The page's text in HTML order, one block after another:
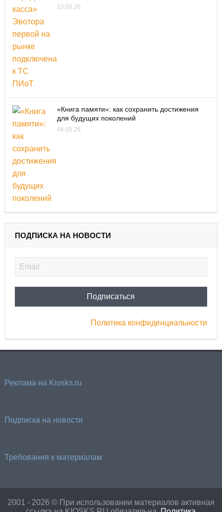
10.05.26
«Книга памяти»: как сохранить достижения
для будущих поколений
04.05.26
ПОДПИСКА НА НОВОСТИ
Политика конфиденциальности
Реклама на Kiosks.ru
Подписка на новости
Требования к материалам
2001 - 2026 © При использовании материалов активная